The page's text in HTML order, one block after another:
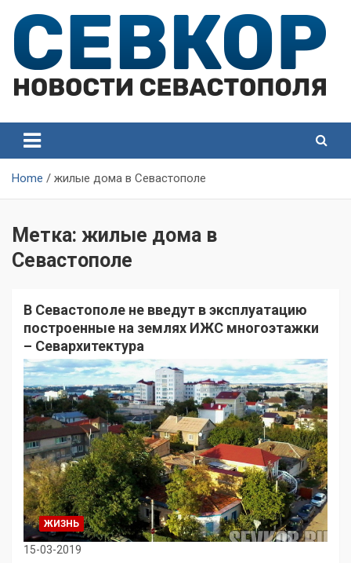
content
Севастополя
Севастополя
Home жилые дома в Севастополе
Метка: жилые дома в
Севастополе
В Севастополе не введут в эксплуатацию
построенные на землях ИЖС многоэтажки
– Севархитектура
ЖИЗНЬ
15-03-2019